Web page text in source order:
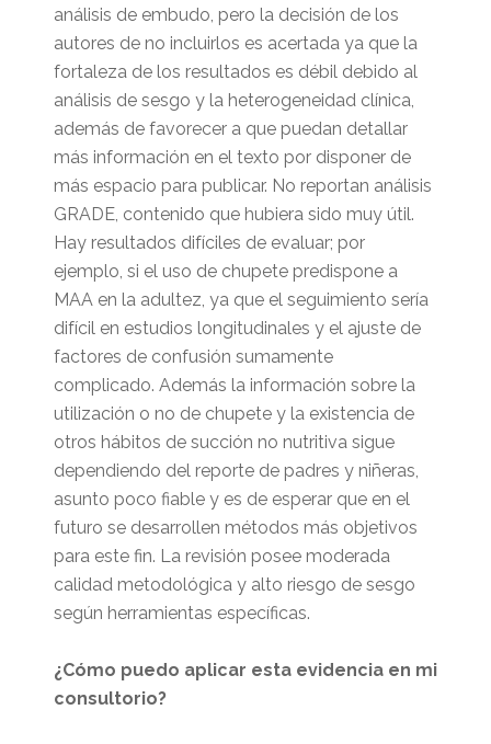
análisis de embudo, pero la decisión de los
autores de no incluirlos es acertada ya que la
fortaleza de los resultados es débil debido al
análisis de sesgo y la heterogeneidad clínica,
además de favorecer a que puedan detallar
más información en el texto por disponer de
más espacio para publicar. No reportan análisis
GRADE, contenido que hubiera sido muy útil.
Hay resultados difíciles de evaluar; por
ejemplo, si el uso de chupete predispone a
MAA en la adultez, ya que el seguimiento sería
difícil en estudios longitudinales y el ajuste de
factores de confusión sumamente
complicado. Además la información sobre la
utilización o no de chupete y la existencia de
otros hábitos de succión no nutritiva sigue
dependiendo del reporte de padres y niñeras,
asunto poco fiable y es de esperar que en el
futuro se desarrollen métodos más objetivos
para este fin. La revisión posee moderada
calidad metodológica y alto riesgo de sesgo
según herramientas específicas.
¿Cómo puedo aplicar esta evidencia en mi
consultorio?